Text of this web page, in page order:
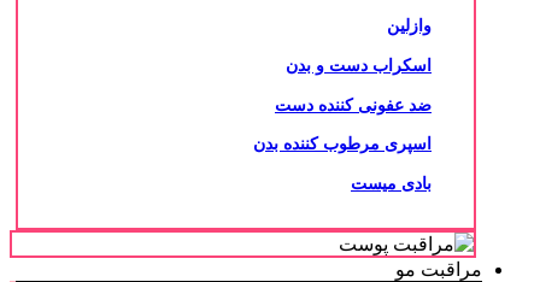
وازلین
اسکراب دست و بدن
ضد عفونی کننده دست
اسپری مرطوب کننده بدن
بادی میست
مراقبت مو